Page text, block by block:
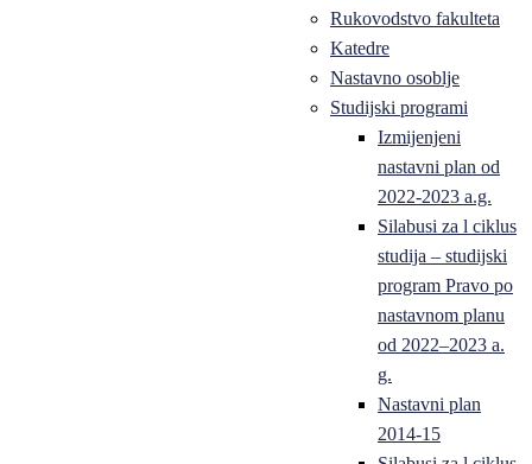
Rukovodstvo fakulteta
Katedre
Nastavno osoblje
Studijski programi
Izmijenjeni
nastavni plan od
2022-2023 a.g.
Silabusi za l ciklus
studija – studijski
program Pravo po
nastavnom planu
od 2022–2023 a.
g.
Nastavni plan
2014-15